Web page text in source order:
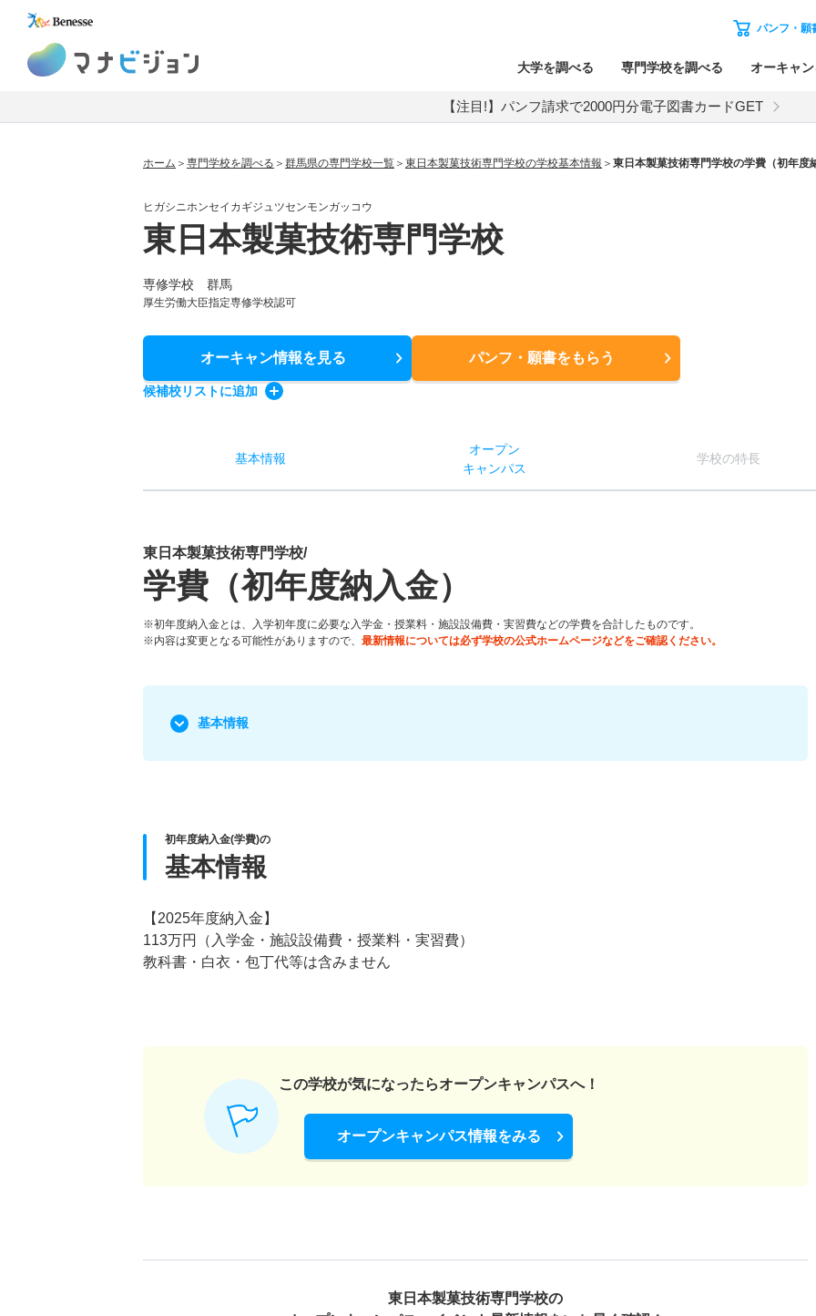
パンフ・願
大学を調べる 専門学校を調べる オーキャ
【注目!】パンフ請求で2000円分電子図書カードGET
ホーム 専門学校を調べる 群馬県の専門学校一覧 東日本製菓技術専門学校の学校基本情報 東日本製菓技術専門学校の学費（初年度
ヒガシニホンセイカギジュツセンモンガッコウ
東日本製菓技術専門学校
専修学校 群馬
厚生労働大臣指定専修学校認可
オーキャン情報を見る パンフ・願書をもらう
候補校リストに追加
基本情報
オープン
キャンパス
学校の特長
東日本製菓技術専門学校/
学費（初年度納入金）
※初年度納入金とは、入学初年度に必要な入学金・授業料・施設設備費・実習費などの学費を合計したものです。
※内容は変更となる可能性がありますので、 最新情報については必ず学校の公式ホームページなどをご確認ください。
基本情報
初年度納入金(学費)の
基本情報
【2025年度納入金】
113万円（入学金・施設設備費・授業料・実習費）
教科書・白衣・包丁代等は含みません
この学校が気になったらオープンキャンパスへ！
オープンキャンパス情報をみる
東日本製菓技術専門学校の